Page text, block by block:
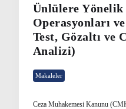
Ünlülere
Operasyonları
Test, Gözaltı ve
Analizi)
Makaleler
Ceza Muhakemesi Kanunu